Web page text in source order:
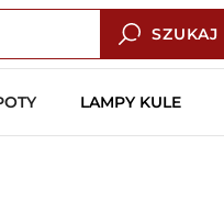
SZUKAJ
LAMPY KULE